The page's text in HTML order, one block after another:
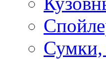
Сумки,